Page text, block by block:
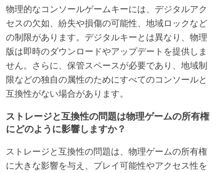
物理的なコンソールゲームキーには、デジタルアク
セスの欠如、紛失や損傷の可能性、地域ロックなど
の制限があります。デジタルキーとは異なり、物理
版は即時のダウンロードやアップデートを提供しま
せん。さらに、保管スペースが必要であり、地域制
限などの独自の属性のためにすべてのコンソールと
互換性がない場合があります。
ストレージと互換性の問題は物理ゲームの所有権
にどのように影響しますか？
ストレージと互換性の問題は、物理ゲームの所有権
に大きな影響を与え、プレイ可能性やアクセス性を